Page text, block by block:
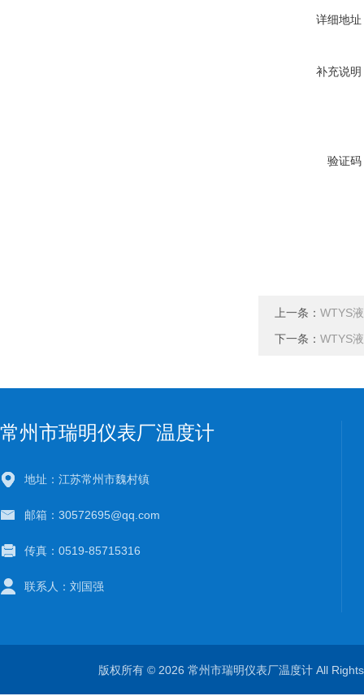
详细地址
补充说明
验证码
上一条： WTYS
下一条： WTYS
常州市瑞明仪表厂温度计
地址：江苏常州市魏村镇
邮箱：30572695@qq.com
传真：0519-85715316
联系人：刘国强
版权所有 © 2026 常州市瑞明仪表厂温度计 All